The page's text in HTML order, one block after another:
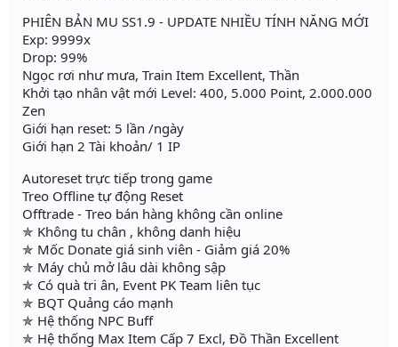
PHIÊN BẢN MU SS1.9 - UPDATE NHIỀU TÍNH NĂNG MỚI
Exp: 9999x
Drop: 99%
Ngọc rơi như mưa, Train Item Excellent, Thần
Khởi tạo nhân vật mới Level: 400, 5.000 Point, 2.000.000
Zen
Giới hạn reset: 5 lần /ngày
Giới hạn 2 Tài khoản/ 1 IP
Autoreset trực tiếp trong game
Treo Offline tự động Reset
Offtrade - Treo bán hàng không cần online
✯ Không tu chân , không danh hiệu
✯ Mốc Donate giá sinh viên - Giảm giá 20%
✯ Máy chủ mở lâu dài không sập
✯ Có quà tri ân, Event PK Team liên tục
✯ BQT Quảng cáo mạnh
✯ Hệ thống NPC Buff
✯ Hệ thống Max Item Cấp 7 Excl, Đồ Thần Excellent